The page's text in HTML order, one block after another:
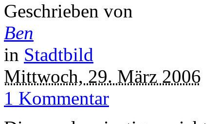
Geschrieben von
Ben
in Stadtbild
Mittwoch, 29. März 2006
1 Kommentar